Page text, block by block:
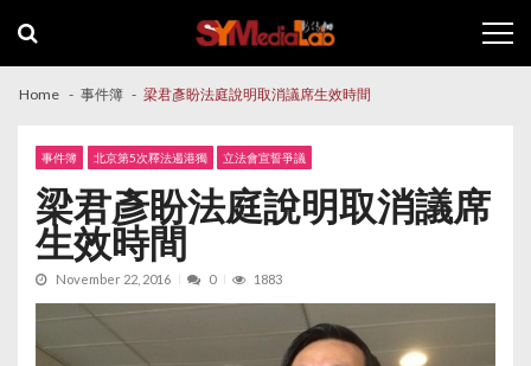
navigation
content
Home 事件簿 梁君彥盼法庭說明取消議席生效時間
事件簿 北京第5次釋法遏港獨 立法會宣誓爭議
梁君彥盼法庭說明取消議席
生效時間
November 22, 2016 0 1883